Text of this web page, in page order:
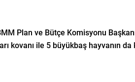
Plan ve Bütçe Komisyonu
kovanı ile 5 büyükbaş hayvanın da